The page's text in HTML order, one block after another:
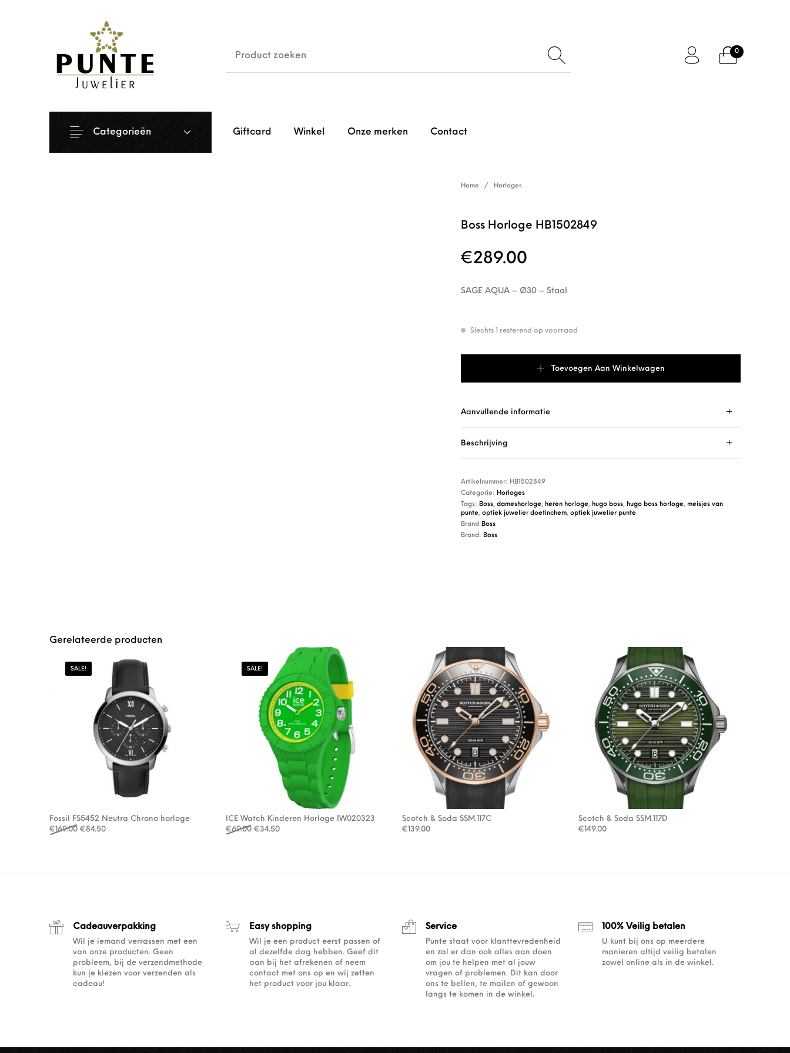
0
Giftcard Winkel Onze merken Contact
Categorieën
Home / Horloges
Boss Horloge HB1502849
€289.00
SAGE AQUA – Ø30 – Staal
Slechts 1 resterend op voorraad
Toevoegen Aan Winkelwagen
Aanvullende informatie
Beschrijving
Artikelnummer: HB1502849
Categorie: Horloges
Tags: Boss, dameshorloge, heren horloge, hugo boss, hugo boss horloge, meisjes van
punte, optiek juwelier doetinchem, optiek juwelier punte
Brand: Boss
Brand: Boss
Gerelateerde producten
SALE!
Fossil FS5452 Neutra Chrono horloge
€169.00 Oorspronkelijke prijs was: €169.00.
€84.50Huidige prijs is: €84.50.
SALE!
ICE Watch Kinderen Horloge IW020323
€69.00 Oorspronkelijke prijs was: €69.00.
€34.50Huidige prijs is: €34.50.
Scotch & Soda SSM.117C
€139.00
Scotch & Soda SSM.117D
€149.00
Cadeauverpakking
Wil je iemand verrassen met een
van onze producten. Geen
probleem, bij de verzendmethode
kun je kiezen voor verzenden als
cadeau!
Easy shopping
Wil je een product eerst passen of
al dezelfde dag hebben. Geef dit
aan bij het afrekenen of neem
contact met ons op en wij zetten
het product voor jou klaar.
Service
Punte staat voor klanttevredenheid
en zal er dan ook alles aan doen
om jou te helpen met al jouw
vragen of problemen. Dit kan door
ons te bellen, te mailen of gewoon
langs te komen in de winkel.
100% Veilig betalen
U kunt bij ons op meerdere
manieren altijd veilig betalen
zowel online als in de winkel.